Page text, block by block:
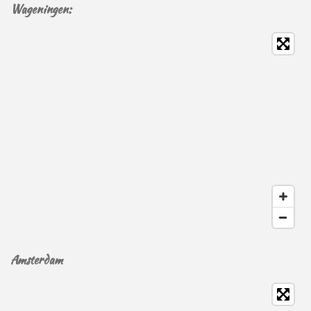
Wageningen:
Amsterdam